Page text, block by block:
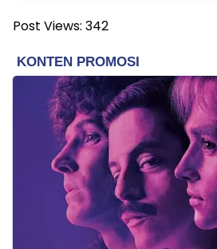
Post Views: 342